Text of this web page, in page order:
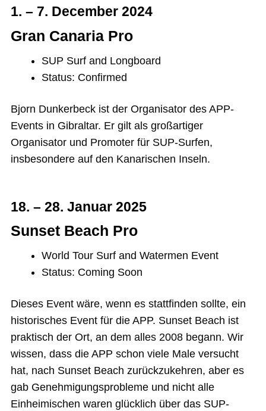
1. – 7. December 2024
Gran Canaria Pro
SUP Surf and Longboard
Status: Confirmed
Bjorn Dunkerbeck ist der Organisator des APP-
Events in Gibraltar. Er gilt als großartiger
Organisator und Promoter für SUP-Surfen,
insbesondere auf den Kanarischen Inseln.
18. – 28. Januar 2025
Sunset Beach Pro
World Tour Surf and Watermen Event
Status: Coming Soon
Dieses Event wäre, wenn es stattfinden sollte, ein
historisches Event für die APP. Sunset Beach ist
praktisch der Ort, an dem alles 2008 begann. Wir
wissen, dass die APP schon viele Male versucht
hat, nach Sunset Beach zurückzukehren, aber es
gab Genehmigungsprobleme und nicht alle
Einheimischen waren glücklich über das SUP-